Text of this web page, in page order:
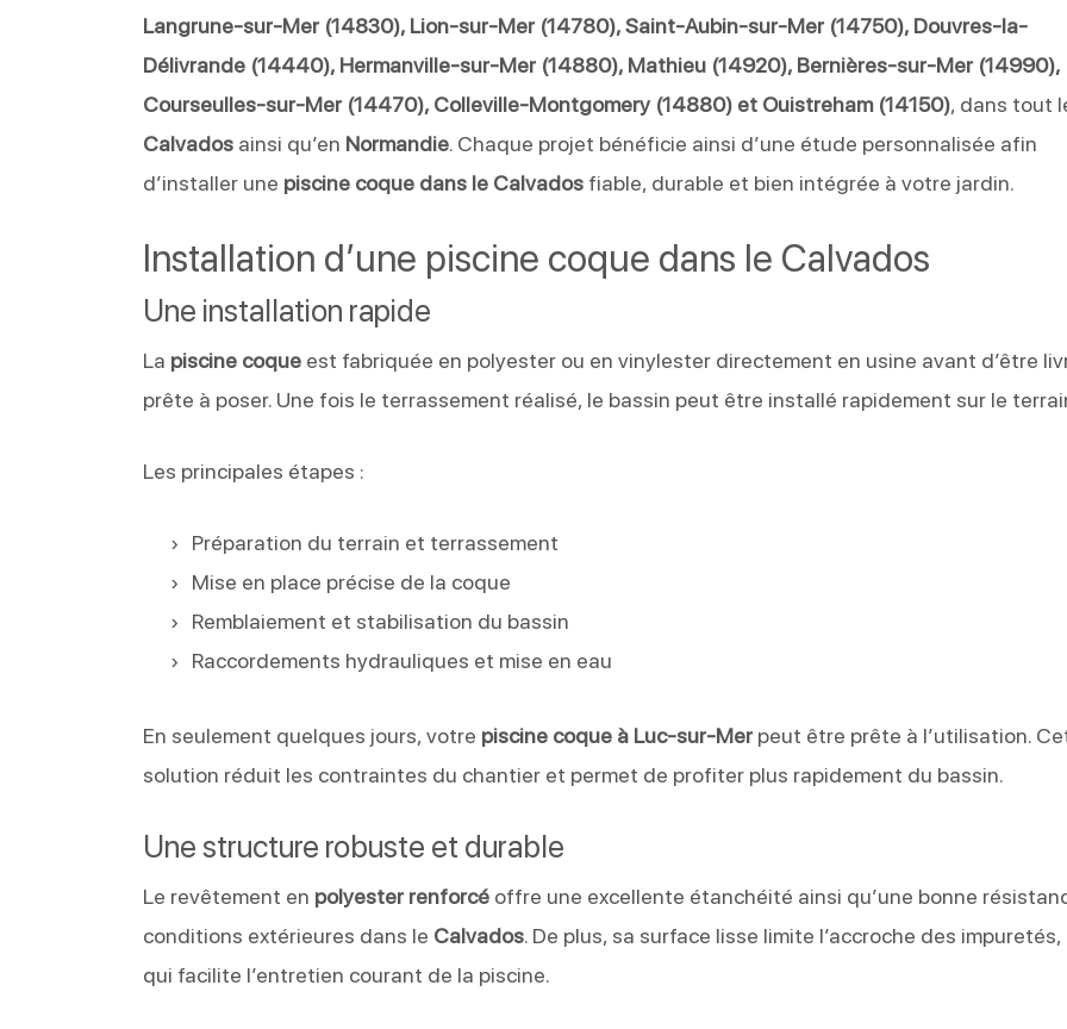
Langrune-sur-Mer (14830), Lion-sur-Mer (14780), Saint-Aubin-sur-Mer (14750), Douvres-la-
Délivrande (14440), Hermanville-sur-Mer (14880), Mathieu (14920), Bernières-sur-Mer (14990),
Courseulles-sur-Mer (14470), Colleville-Montgomery (14880) et Ouistreham (14150), dans tout
Calvados ainsi qu’en Normandie. Chaque projet bénéficie ainsi d’une étude personnalisée afin
d’installer une piscine coque dans le Calvados fiable, durable et bien intégrée à votre jardin.
Installation d’une piscine coque dans le Calvados
Une installation rapide
La piscine coque est fabriquée en polyester ou en vinylester directement en usine avant d’être
prête à poser. Une fois le terrassement réalisé, le bassin peut être installé rapidement sur le
Les principales étapes :
Préparation du terrain et terrassement
Mise en place précise de la coque
Remblaiement et stabilisation du bassin
Raccordements hydrauliques et mise en eau
En seulement quelques jours, votre piscine coque à Luc-sur-Mer peut être prête à l’utilisation.
solution réduit les contraintes du chantier et permet de profiter plus rapidement du bassin.
Une structure robuste et durable
Le revêtement en polyester renforcé offre une excellente étanchéité ainsi qu’une bonne
conditions extérieures dans le Calvados. De plus, sa surface lisse limite l’accroche des impuretés,
qui facilite l’entretien courant de la piscine.